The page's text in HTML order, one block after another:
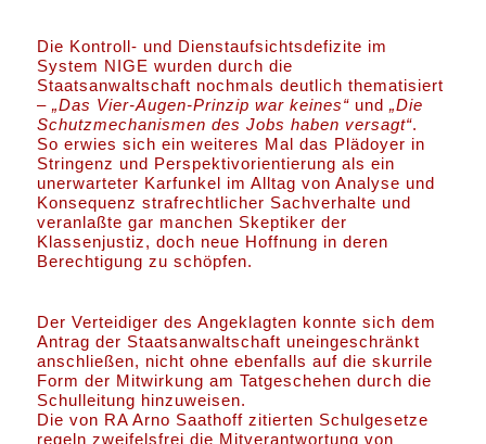
Die Kontroll- und Dienstaufsichtsdefizite im
System NIGE wurden durch die
Staatsanwaltschaft nochmals deutlich thematisiert
– „Das Vier-Augen-Prinzip war keines“ und„Die
Schutzmechanismen des Jobs haben versagt“.
So erwies sich ein weiteres Mal das Plädoyer in
Stringenz und Perspektivorientierung als ein
unerwarteter Karfunkel im Alltag von Analyse und
Konsequenz strafrechtlicher Sachverhalte und
veranlaßte gar manchen Skeptiker der
Klassenjustiz, doch neue Hoffnung in deren
Berechtigung zu schöpfen.
Der Verteidiger des Angeklagten konnte sich dem
Antrag der Staatsanwaltschaft uneingeschränkt
anschließen, nicht ohne ebenfalls auf die skurrile
Form der Mitwirkung am Tatgeschehen durch die
Schulleitung hinzuweisen.
Die von RA Arno Saathoff zitierten Schulgesetze
regeln zweifelsfrei die Mitverantwortung von